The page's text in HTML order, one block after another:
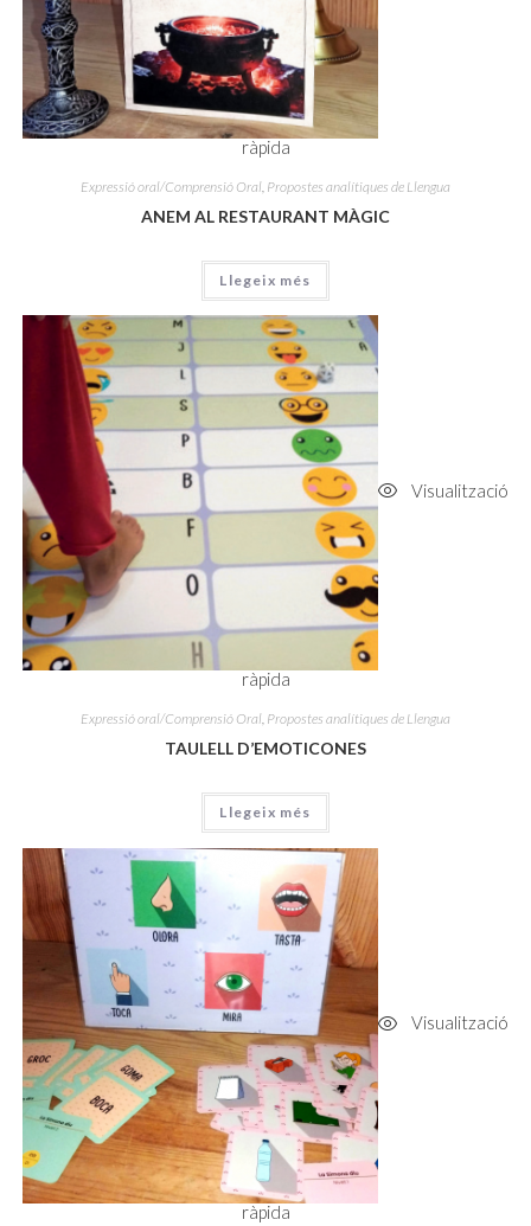
ràpida
Expressió oral/Comprensió Oral Propostes analítiques de Llengua
ANEM AL RESTAURANT MÀGIC
Llegeix més
Visualització
ràpida
Expressió oral/Comprensió Oral, Propostes analítiques de Llengua
TAULELL D’EMOTICONES
Llegeix més
Visualització
ràpida